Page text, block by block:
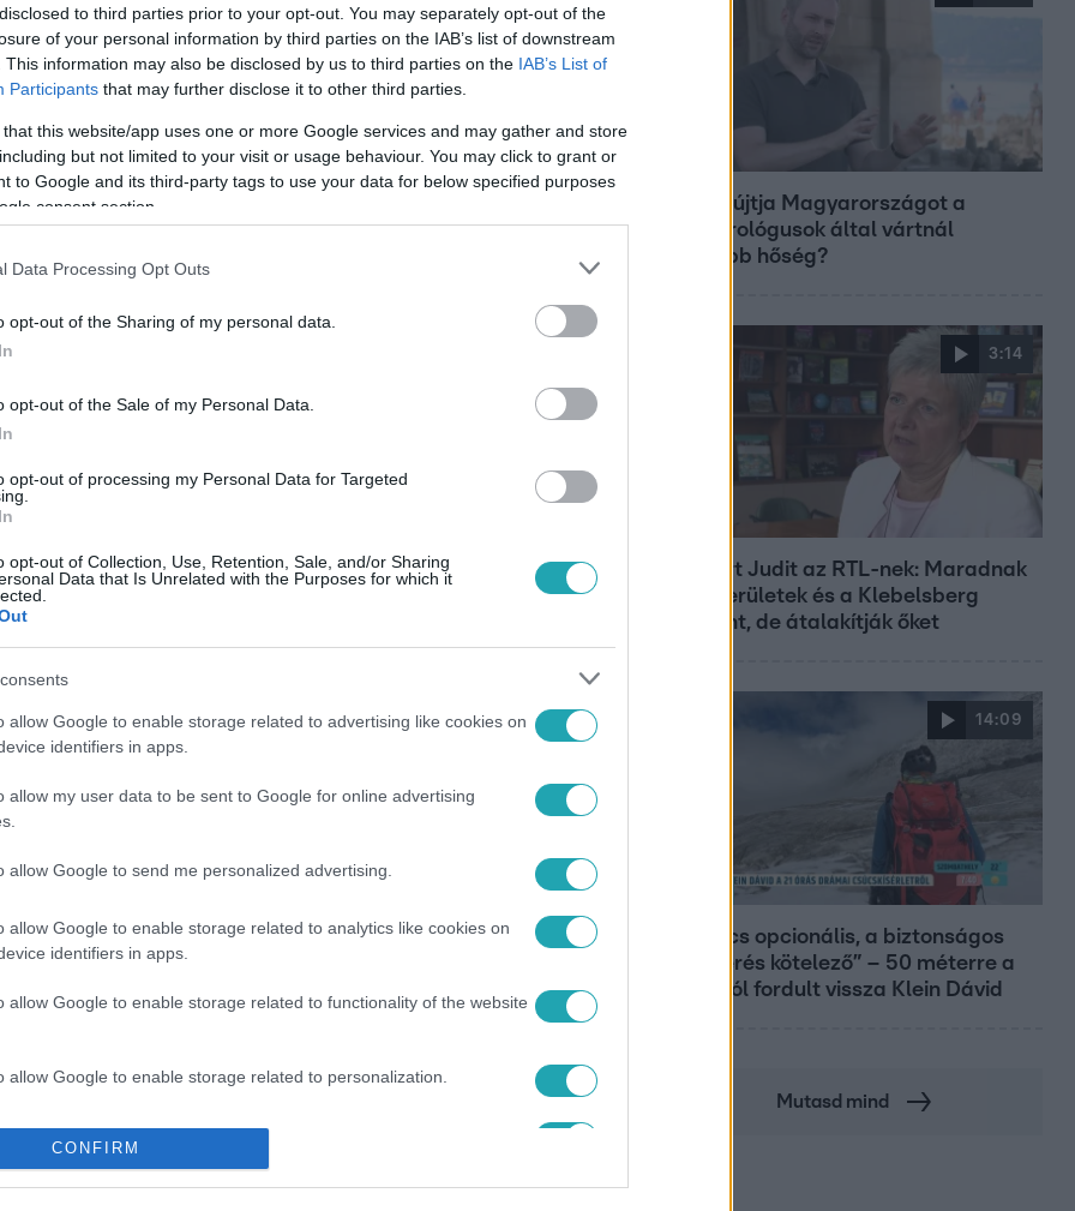
to third parties prior to your opt-out. You may separately opt-out of the
of your personal information by third parties on the IAB’s list of downstream
This information may also be disclosed by us to third parties on the IAB’s List of
Participants that may further disclose it to other third parties.
that this website/app uses one or more Google services and may gather and store
but not limited to your visit or usage behaviour. You may click to grant or
to Google and its third-party tags to use your data for below specified purposes
consent section.
Data Processing Opt Outs
opt-out of the Sharing of my personal data.
opt-out of the Sale of my Personal Data.
opt-out of processing my Personal Data for Targeted
opt-out of Collection, Use, Retention, Sale, and/or Sharing
Data that Is Unrelated with the Purposes for which it
allow Google to enable storage related to advertising like cookies on
identifiers in apps.
allow my user data to be sent to Google for online advertising
allow Google to send me personalized advertising.
allow Google to enable storage related to analytics like cookies on
identifiers in apps.
allow Google to enable storage related to functionality of the website
allow Google to enable storage related to personalization.
allow Google to enable storage related to security, including
functionality and fraud prevention, and other user protection.
CONFIRM
a Konyhafőnök Juniorban. Az első hat
de nincs megállás, mert most újabb
mit tud.
legyen a Google-találatokban!
JUNIOR #RTLII #VERSENYZŐ #ÁCS CSABA
Miért sújtja Magyarországot a
meteorológusok által vártnál
nagyobb hőség?
3:14
Lannert Judit az RTL-nek: Maradnak
a tankerületek és a Klebelsberg
Központ, de átalakítják őket
14:09
„A csúcs opcionális, a biztonságos
hazatérés kötelező” – 50 méterre a
csúcstól fordult vissza Klein Dávid
Mutasd mind